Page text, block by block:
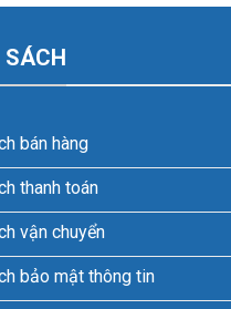
SÁCH
bán hàng
thanh toán
vận chuyển
bảo mật thông tin